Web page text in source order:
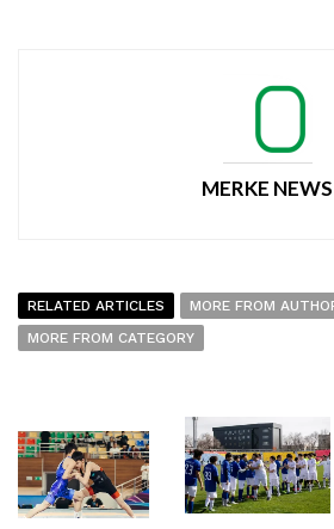
MERKE NEWS
RELATED ARTICLES
MORE FROM
MORE FROM CATEGORY